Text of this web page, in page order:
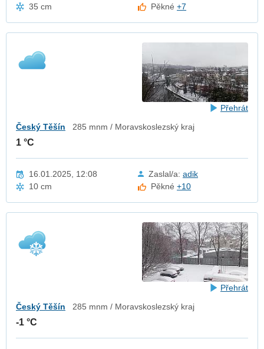
35 cm Pěkné+7
Přehrát
Český Těšín 285 mnm / Moravskoslezský kraj
1 °C
16.01.2025, 12:08 Zaslal/a: adik
10 cm
Pěkné+10
Přehrát
Český Těšín 285 mnm / Moravskoslezský kraj
-1 °C